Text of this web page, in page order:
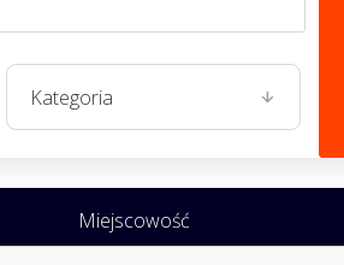
Miejscowość